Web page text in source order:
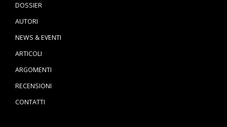
DOSSIER
AUTORI
NEWS & EVENTI
ARTICOLI
ARGOMENTI
RECENSIONI
CONTATTI